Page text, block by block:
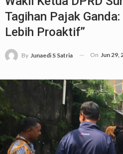
Tagihan Pajak
Lebih Proaktif”
By Junaedi S Satria On Jun 29,